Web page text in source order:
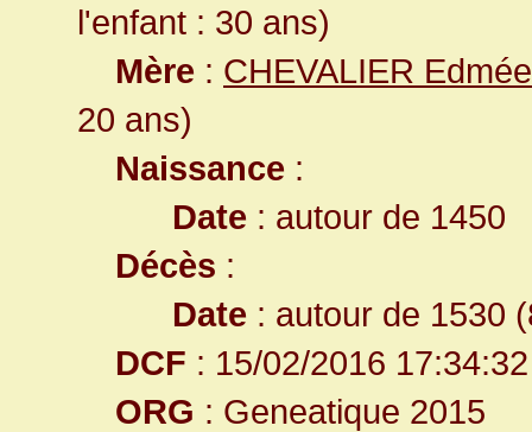
l'enfant : 30 ans)
Mère : CHEVALIER Edmée
20 ans)
Naissance :
Date : autour de 1450
Décès :
Date : autour de 1530
DCF : 15/02/2016 17:34:32
ORG : Geneatique 2015